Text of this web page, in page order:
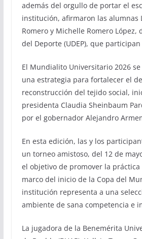
además del orgullo de portar el
institución, afirmaron las alumnas
Romero y Michelle Romero López,
del Deporte (UDEP), que
El Mundialito Universitario 2026
una estrategia para fortalecer el
reconstrucción del tejido social,
presidenta Claudia Sheinbaum
por el gobernador Alejandro
En esta edición, las y los
un torneo amistoso, del 12 de
el objetivo de promover la
marco del inicio de la Copa del
institución representa a una
ambiente de sana competencia e
La jugadora de la Benemérita